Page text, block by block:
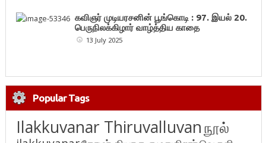
கவிஞர் முடியரசனின் பூங்கொடி : 97. இயல் 20.
பெருநிலக்கிழார் வாழ்த்திய காதை
13 July 2025
Popular Tags
Ilakkuvanar Thiruvalluvanநூல்